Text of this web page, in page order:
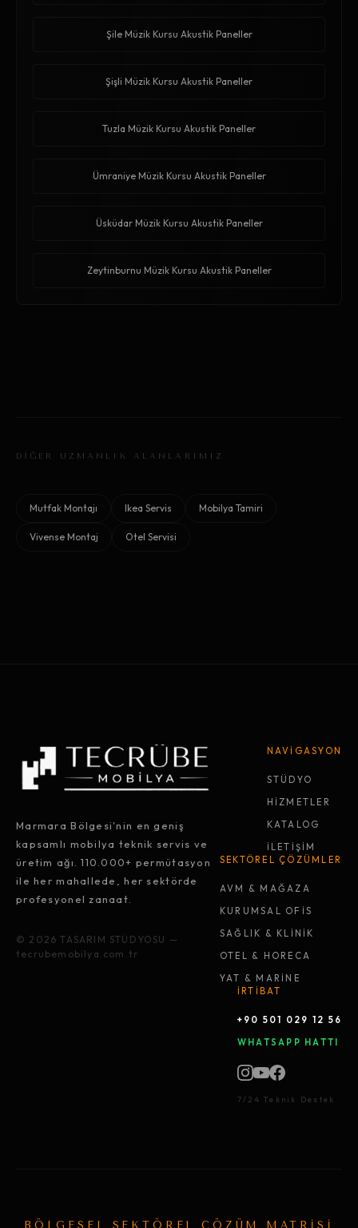
Şile Müzik Kursu Akustik Paneller
Şişli Müzik Kursu Akustik Paneller
Tuzla Müzik Kursu Akustik Paneller
Ümraniye Müzik Kursu Akustik Paneller
Üsküdar Müzik Kursu Akustik Paneller
Zeytinburnu Müzik Kursu Akustik Paneller
DİĞER UZMANLIK ALANLARIMIZ
Mutfak Montajı Ikea Servis Mobilya Tamiri
Vivense Montaj Otel Servisi
Marmara Bölgesi'nin en geniş
kapsamlı mobilya teknik servis ve
üretim ağı. 110.000+ permütasyon
ile her mahallede, her sektörde
profesyonel zanaat.
© 2026 TASARIM STÜDYOSU —
tecrubemobilya.com.tr
NAVİGASYON
STÜDYO
HİZMETLER
KATALOG
İLETİŞİM
SEKTÖREL ÇÖZÜMLER
AVM & MAĞAZA
KURUMSAL OFİS
SAĞLIK & KLİNİK
OTEL & HORECA
YAT & MARİNE
İRTİBAT
+90 501 029 12 56
WHATSAPP HATTI
7/24 Teknik Destek
BÖLGESEL SEKTÖREL ÇÖZÜM MATRİSİ